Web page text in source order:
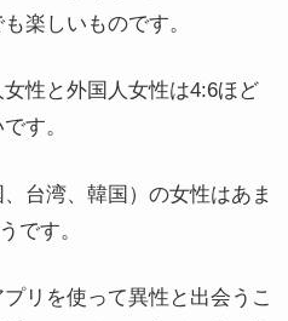
楽しいものです。
性と外国人女性は4:6ほど
す。
台湾、韓国）の女性はあま
です。
リを使って異性と出会うこ